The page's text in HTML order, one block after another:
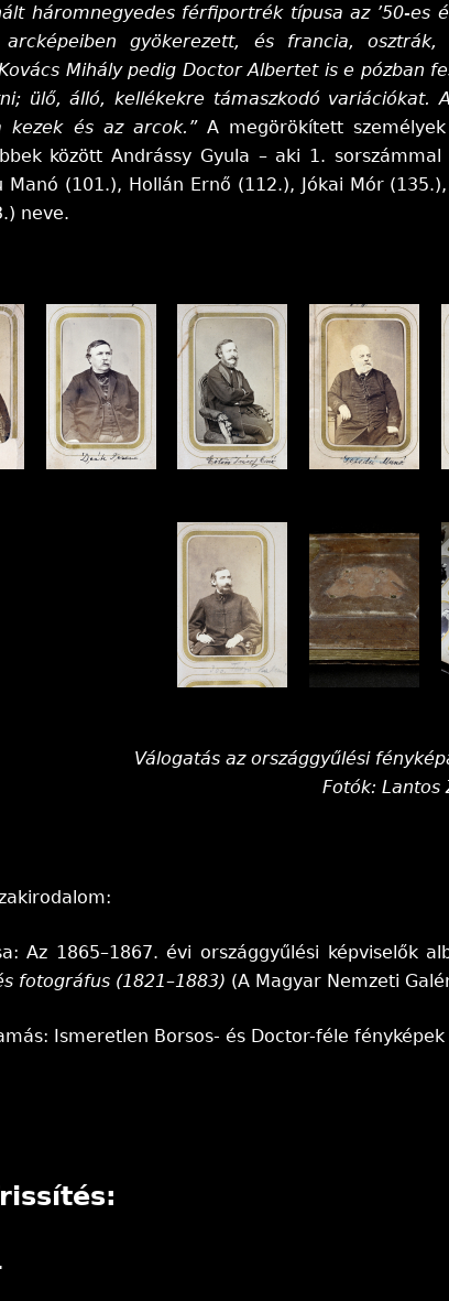
háromnegyedes férfiportrék típusa az ’50-es
arcképeiben gyökerezett, és francia,
Mihály pedig Doctor Albertet is e pózban
ülő, álló, kellékekre támaszkodó
kezek és az arcok.”A megörökített
között Andrássy Gyula – aki 1.
Manó (101.), Hollán Ernő (112.), Jókai Mór
neve.
Válogatás az országgyűlési
Fotók: Lantos
Az 1865–1867. évi országgyűlési képviselők
fotográfus (1821–1883) (A Magyar Nemzeti
Ismeretlen Borsos- és Doctor-féle